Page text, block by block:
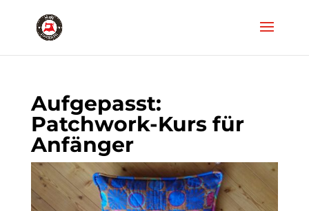
Aufgepasst:
Patchwork-Kurs für
Anfänger